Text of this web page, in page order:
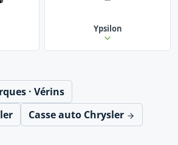
Ypsilon
· Vérins
Casse auto Chrysler